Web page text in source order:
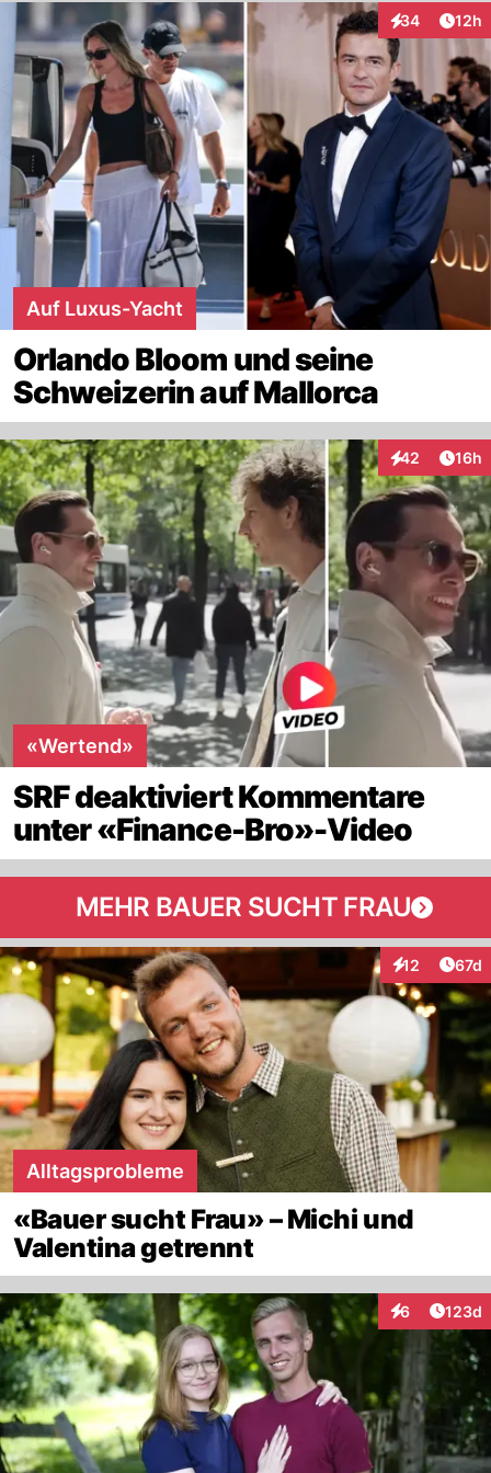
34
Interaktionen
12h
Auf Luxus-Yacht
Orlando Bloom und seine
Schweizerin auf Mallorca
42
Interaktionen
16h
«Wertend»
SRF deaktiviert Kommentare
unter «Finance-Bro»-Video
MEHR BAUER SUCHT FRAU
12
Interaktionen
67d
Alltagsprobleme
«Bauer sucht Frau» – Michi und
Valentina getrennt
6
Interaktionen
123d